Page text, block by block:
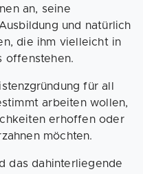
an, seine
und natürlich
die ihm vielleicht in
offenstehen.
für all
arbeiten wollen,
erhoffen oder
möchten.
das dahinterliegende